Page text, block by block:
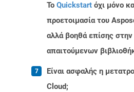
Το Quickstart όχι μόνο
προετοιμασία του
αλλά βοηθά επίσης
απαιτούμενων
Είναι ασφαλής η
Cloud;